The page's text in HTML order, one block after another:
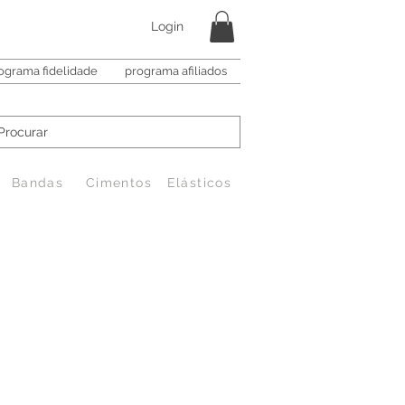
Login
fidelidade programa afiliados
Bandas Cimentos Elásticos